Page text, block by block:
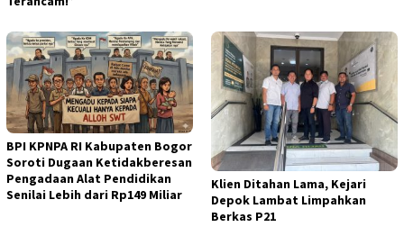
BPI KPNPA RI Kabupaten Bogor
Soroti Dugaan Ketidakberesan
Pengadaan Alat Pendidikan
Senilai Lebih dari Rp149 Miliar
Klien Ditahan Lama, Kejari
Depok Lambat Limpahkan
Berkas P21